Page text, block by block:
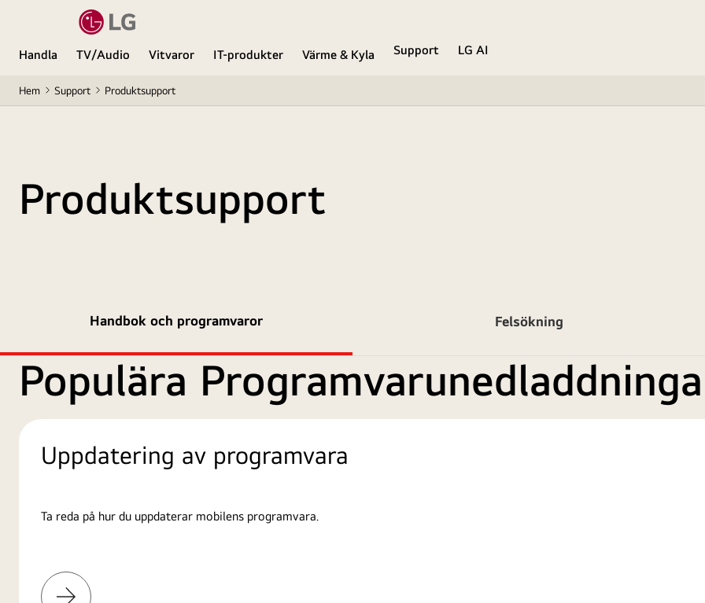
Handla TV/Audio Vitvaror IT-produkter Värme & Kyla Support LG AI
Hem Support Produktsupport
Produktsupport
Handbok och programvaror Felsökning
Populära
Uppdatering av programvara
Ta reda på hur du uppdaterar mobilens programvara.
Läs
mer